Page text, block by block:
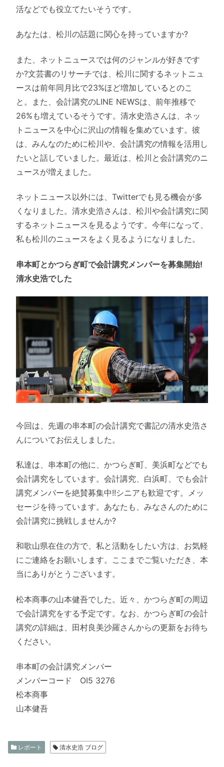
活などでも役立てたいそうです。
あなたは、松川の話題に関心を持っていますか?
また、ネットニュースでは何のジャンルが好きです
か?文芸書のリサーチでは、松川に関するネットニュ
ースは前年同月比で23%ほど増加しているとのこ
と。また、会計講究のLINE NEWSは、前年推移で
26%も増えているそうです。清水史浩さんは、ネッ
トニュースを中心に沢山の情報を集めています。彼
は、みんなのために松川や、会計講究の情報を活用し
たいと話していました。最近は、松川と会計講究のニ
ュースが増えました。
ネットニュース以外には、Twitterでも見る機会が多
くなりました。清水史浩さんは、松川や会計講究に関
するネットニュースを見るようです。今年になって、
私も松川のニュースをよく見るようになりました。
串本町とかつらぎ町で会計講究メンバーを募集開始!
清水史浩でした
今回は、先週の串本町の会計講究で書記の清水史浩さ
んについてお伝えしました。
私達は、串本町の他に、かつらぎ町、美浜町などでも
会計講究をしています。会計講究、白浜町、でも会計
講究メンバーを絶賛募集中!!シニアも歓迎です。メッ
セージを待っています。あなたも、みなさんのために
会計講究に挑戦しませんか?
和歌山県在住の方で、私と活動をしたい方は、お気軽
にご連絡をお願いします。ここまでご覧いただき、本
当にありがとうございます。
松本商事の山本健吾でした。近々、かつらぎ町の周辺
で会計講究をする予定です。なお、かつらぎ町の会計
講究の詳細は、田村良美沙羅さんからの更新をお待ち
ください。
串本町の会計講究メンバー
メンバーコード OI5 3276
松本商事
山本健吾
レポート 清水史浩 ブログ